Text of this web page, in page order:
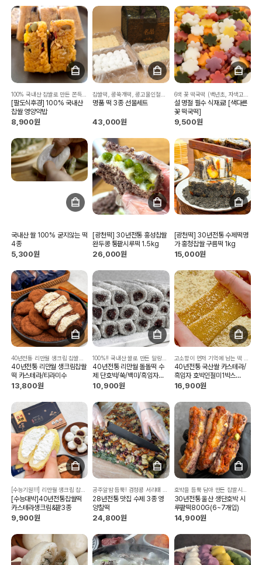
[팔도식후경] 100% 국내산
찹쌀 영양약밥
8,900원
명품 떡 3종 선물세트
43,000원
설 명절 필수 식재료! [색다른
꽃 떡국떡]
9,500원
국내산 쌀 100% 굳지않는 떡
4종
5,300원
[광천떡] 30년전통 홍성찹쌀
완두콩 통팥시루떡 1.5kg
26,000원
[광천떡] 30년전통 수제떡명
가 홍청찹쌀 구름떡 1kg
15,000원
40년전통 리만월 생크림찹쌀
떡 카스테라/티라미수
13,800원
100%!! 국내산 쌀로 만든 말랑말랑 돌돌떡 4종!!
40년전통 리만월 돌돌떡 수
제 단호박/쑥/백미/흑임자
600g
10,900원
40년전통 국산쌀 카스테라/
흑임자 호박인절미1박스
600g
16,900원
[수능기원!!!] 리만월 생크림 찹쌀떡2종과 통팥 찹쌀떡 소개드립니다~
[수능대박]40년전통찹쌀떡
카스테라생크림&팥3종
9,900원
공주알밤 듬뿍! 검정콩 서리태 듬뿍 ! 국내산찹쌀, 진도찰흑미, 진도햇쑥, 최상급뉴질랜드 당도높은 단호박까지 !!
28년전통 맛집 수제 3종 영
양찰떡
24,800원
호박을 듬뿍 담아 만든 찹쌀시루떡!!
30년전통 울산 생단호박 시
루팥떡800G(6~7개입)
14,900원